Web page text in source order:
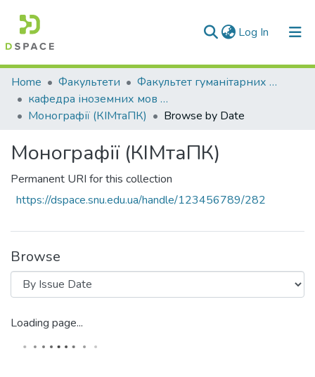
Log In (current)
Communities & Collections
All of DSpace
Home Факультети
Факультет гуманітарних та соціальних наук
кафедра іноземних мов та професійної комунікації
Монографії (КІМтаПК)
Browse by Date
Монографії (КІМтаПК)
Permanent URI for this collection
https://dspace.snu.edu.ua/handle/123456789/282
Browse
Loading page...